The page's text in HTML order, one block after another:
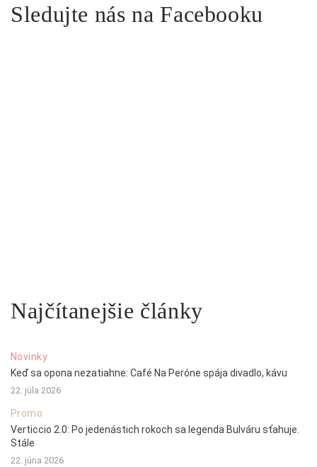
Sledujte nás na Facebooku
Najčítanejšie články
Novinky
Keď sa opona nezatiahne: Café Na Peróne spája divadlo, kávu
22. júla 2026
Promo
Verticcio 2.0: Po jedenástich rokoch sa legenda Bulváru sťahuje.
Stále
22. júna 2026